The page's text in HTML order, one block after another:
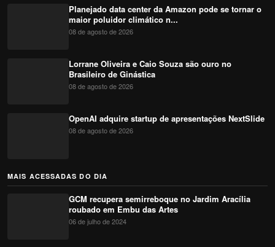
Planejado data center da Amazon pode se tornar o
maior poluidor climático n...
08 de agosto de 2026
Lorrane Oliveira e Caio Souza são ouro no
Brasileiro de Ginástica
08 de agosto de 2026
OpenAI adquire startup de apresentações NextSlide
08 de agosto de 2026
MAIS ACESSADAS DO DIA
GCM recupera semirreboque no Jardim Aracília
roubado em Embu das Artes
06 de julho de 2024